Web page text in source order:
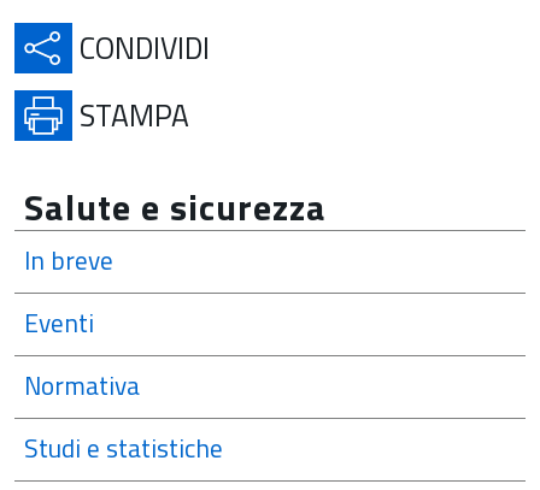
CONDIVIDI
STAMPA
Salute e sicurezza
In breve
Eventi
Normativa
Studi e statistiche